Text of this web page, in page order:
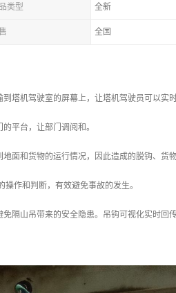
类型 全新
全国
塔机驾驶室的屏幕上，让塔机驾驶员可以实
平台，让部门调阅和。
面和货物的运行情况，因此造成的脱钩、货
作和判断，有效避免事故的发生。
隔山吊带来的安全隐患。吊钩可视化实时回